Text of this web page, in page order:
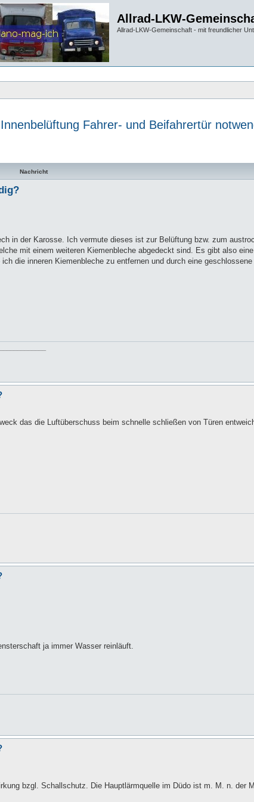
Allrad-LKW-
Allrad-LKW-Gemeinschaft - mit freundlicher
Fahrer- und Beifahrertür
Nachricht
in der Karosse. Ich vermute dieses ist zur Belüftung bzw. zum
mit einem weiteren Kiemenbleche abgedeckt sind. Es gibt also
die inneren Kiemenbleche zu entfernen und durch eine
das die Luftüberschuss beim schnelle schließen von Türen
ja immer Wasser reinläuft.
bzgl. Schallschutz. Die Hauptlärmquelle im Düdo ist m. M. n. der